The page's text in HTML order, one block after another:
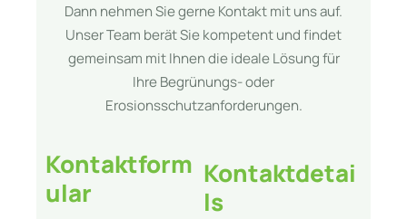
Dann nehmen Sie gerne Kontakt mit uns auf.
Unser Team berät Sie kompetent und findet
gemeinsam mit Ihnen die ideale Lösung für
Ihre Begrünungs- oder
Erosionsschutzanforderungen.
Kontakt­form
ular
Kontakt­detai
ls